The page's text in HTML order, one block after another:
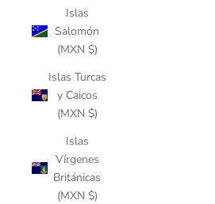
Islas
Salomón
(MXN $)
Islas Turcas
y Caicos
(MXN $)
Islas
Vírgenes
Británicas
(MXN $)